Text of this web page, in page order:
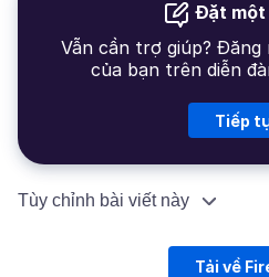
Đặt một
Vẫn cần trợ giúp? Đăng
của bạn trên diễn
Tiếp
Tùy chỉnh bài viết này
Tải về